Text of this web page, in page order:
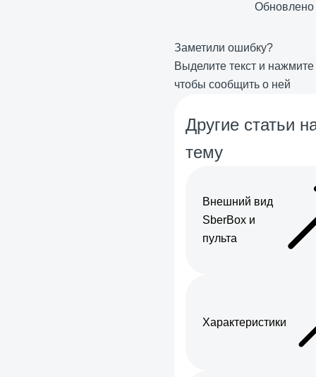
Обновлено
Заметили ошибку?
Выделите текст и нажмите
чтобы сообщить о ней
Другие статьи
тему
Внешний вид
SberBox и
пульта
Характеристики